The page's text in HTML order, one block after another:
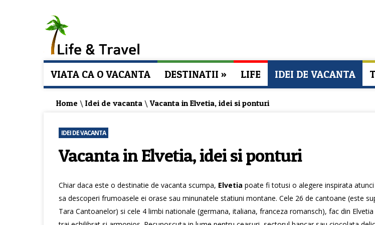
VIATA CA O VACANTA DESTINATII » LIFE IDEI DE VACANTA
Home \ Idei de vacanta \Vacanta in Elvetia, idei si ponturi
IDEI DE VACANTA
Vacanta in Elvetia, idei si ponturi
Chiar daca este o destinatie de vacanta scumpa, Elvetia poate fi totusi o alegere inspirata
sa descoperi frumoasele ei orase sau minunatele statiuni montane. Cele 26 de cantoane (este
Tara Cantoanelor) si cele 4 limbi nationale (germana, italiana, franceza romansch), fac din